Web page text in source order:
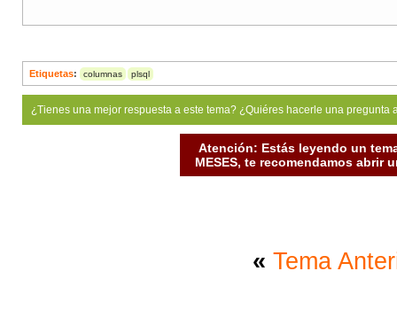
Etiquetas: columnas plsql
¿Tienes una mejor respuesta a este tema? ¿Quiéres hacerle una
Atención: Estás leyendo un
MESES, te recomendamos abrir
« Tema